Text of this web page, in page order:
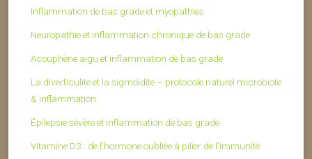
Inflammation de bas grade et myopathies
Neuropathie et inflammation chronique de bas grade
Acouphène aigu et inflammation de bas grade
La diverticulite et la sigmoïdite – protocole naturel microbiote
& inflammation
Épilepsie sévère et inflammation de bas grade
Vitamine D3 : de l’hormone oubliée à pilier de l’immunité